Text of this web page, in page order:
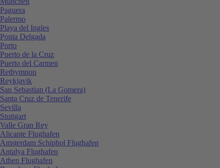
Paguera
Palermo
Playa del Ingles
Ponta Delgada
Porto
Puerto de la Cruz
Puerto del Carmen
Rethymnon
Reykjavik
San Sebastian (La Gomera)
Santa Cruz de Tenerife
Sevilla
Stuttgart
Valle Gran Rey
Alicante Flughafen
Amsterdam Schiphol Flughafen
Antalya Flughafen
Athen Flughafen